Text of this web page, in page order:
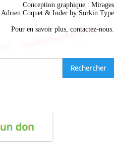
Conception graphique : Mirages
Adrien Coquet & Inder by Sorkin Type
Pour en savoir plus, contactez-nous